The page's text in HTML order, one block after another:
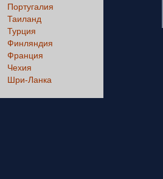
Португалия
Таиланд
Турция
Финляндия
Франция
Чехия
Шри-Ланка